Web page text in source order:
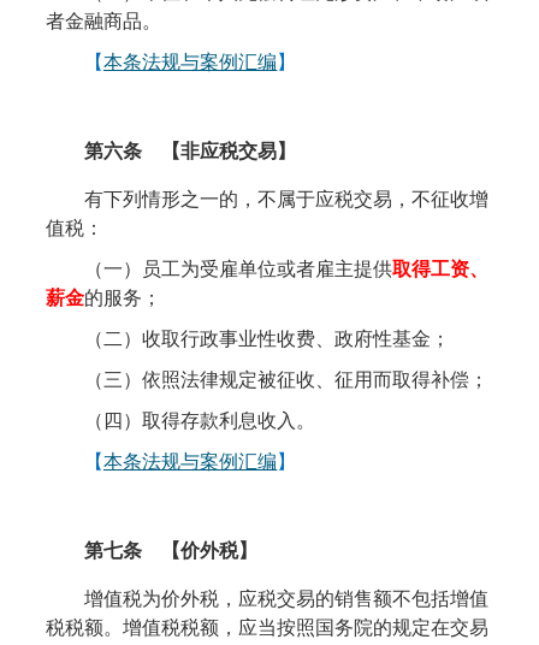
者金融商品。
【本条法规与案例汇编 】
第六条 【非应税交易】
有下列情形之一的，不属于应税交易，不征收增
值税：
（一）员工为受雇单位或者雇主提供取得工资、
薪金的服务；
（二）收取行政事业性收费、政府性基金；
（三）依照法律规定被征收、征用而取得补偿；
（四）取得存款利息收入。
【本条法规与案例汇编 】
第七条 【价外税】
增值税为价外税，应税交易的销售额不包括增值
税税额。增值税税额，应当按照国务院的规定在交易